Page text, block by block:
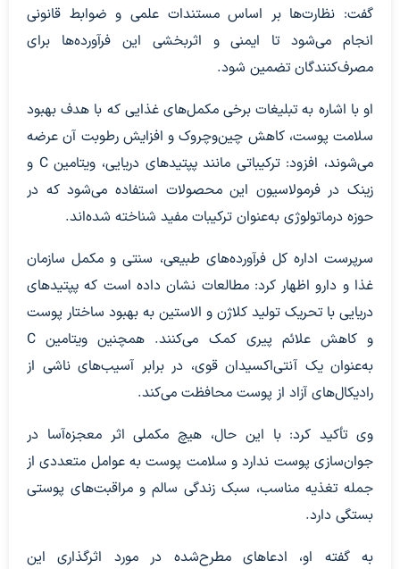
گفت: نظارت‌ها بر اساس مستندات علمی و ضوابط قانونی
انجام می‌شود تا ایمنی و اثربخشی این فرآورده‌ها برای
مصرف‌کنندگان تضمین شود.
او با اشاره به تبلیغات برخی مکمل‌های غذایی که با هدف بهبود
سلامت پوست، کاهش چین‌وچروک و افزایش رطوبت آن عرضه
می‌شوند، افزود: ترکیباتی مانند پپتیدهای دریایی، ویتامین C و
زینک در فرمولاسیون این محصولات استفاده می‌شود که در
حوزه درماتولوژی به‌عنوان ترکیبات مفید شناخته شده‌اند.
سرپرست اداره کل فرآورده‌های طبیعی، سنتی و مکمل سازمان
غذا و دارو اظهار کرد: مطالعات نشان داده است که پپتیدهای
دریایی با تحریک تولید کلاژن و الاستین به بهبود ساختار پوست
و کاهش علائم پیری کمک می‌کنند. همچنین ویتامین C
به‌عنوان یک آنتی‌اکسیدان قوی، در برابر آسیب‌های ناشی از
رادیکال‌های آزاد از پوست محافظت می‌کند.
وی تأکید کرد: با این حال، هیچ مکملی اثر معجزه‌آسا در
جوان‌سازی پوست ندارد و سلامت پوست به عوامل متعددی از
جمله تغذیه مناسب، سبک زندگی سالم و مراقبت‌های پوستی
بستگی دارد.
به گفته او، ادعاهای مطرح‌شده در مورد اثرگذاری این